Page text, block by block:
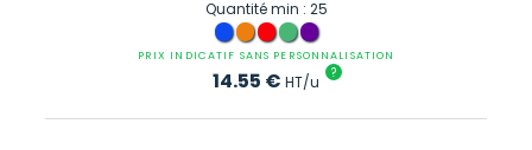
Quantité min : 25
PRIX INDICATIF SANS PERSONNALISATION
14.55 € HT/u ?